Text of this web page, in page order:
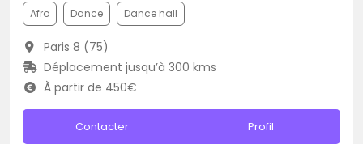
Afro Dance Dance hall
Paris 8 (75)
Déplacement jusqu’à 300 kms
À partir de 450€
Contacter Profil